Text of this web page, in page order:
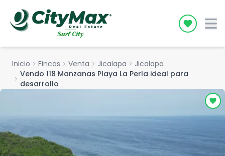
Icon
Inicio chevron_right Fincas chevron_right Venta chevron_right Jicalapa chevron_right Jicalapa
chevron_right Vendo 118 Manzanas Playa La Perla ideal para
desarrollo